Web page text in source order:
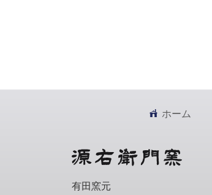
ホーム
有田窯元